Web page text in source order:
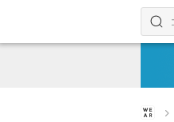
検索す